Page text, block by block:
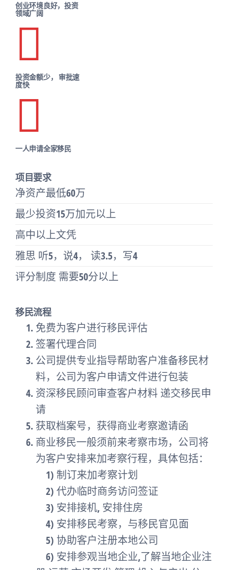
创业环境良好，投资
领域广阔
投资金额少， 审批速
度快
一人申请全家移民
项目要求
净资产最低60万
最少投资15万加元以上
高中以上文凭
雅思 听5，说4， 读3.5，写4
评分制度 需要50分以上
移民流程
免费为客户进行移民评估
签署代理合同
公司提供专业指导帮助客户准备移民材
料，公司为客户申请文件进行包装
资深移民顾问审查客户材料 递交移民申
请
获取档案号，获得商业考察邀请函
商业移民一般须前来考察市场，公司将
为客户安排来加考察行程，具体包括：
1) 制订来加考察计划
2) 代办临时商务访问签证
3) 安排接机, 安排住房
4) 安排移民考察，与移民官见面
5) 协助客户注册本地公司
6) 安排参观当地企业,了解当地企业注